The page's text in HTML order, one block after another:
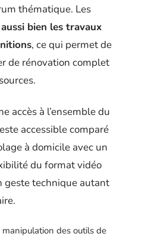
thématique. Les
bien les travaux
, ce qui permet de
de rénovation complet
accès à l’ensemble du
accessible comparé
à domicile avec un
du format vidéo
geste technique autant
des outils de